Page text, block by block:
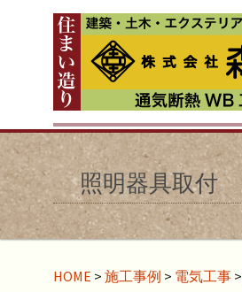
照明器具取付
HOME > 施工事例 > 電気工事 >